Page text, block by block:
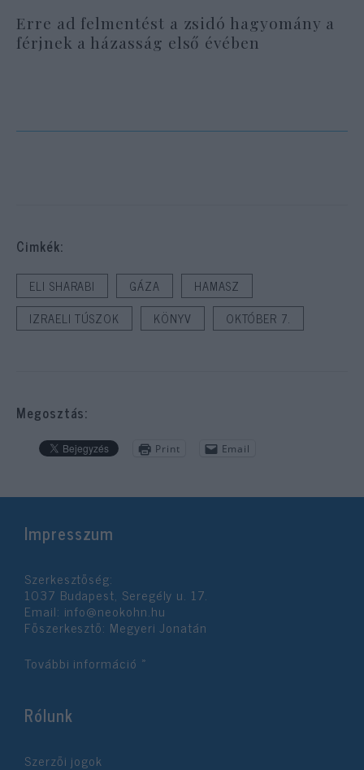
Erre ad felmentést a zsidó hagyomány a
férjnek a házasság első évében
Cimkék:
ELI SHARABI GÁZA
HAMASZ
IZRAELI TÚSZOK
KÖNYV OKTÓBER 7.
Megosztás:
Print Email
Impresszum
Szerkesztőség:
1037 Budapest, Seregély u. 17.
Email: info@neokohn.hu
Főszerkesztő: Megyeri Jonatán
További információ »
Rólunk
Szerzői jogok